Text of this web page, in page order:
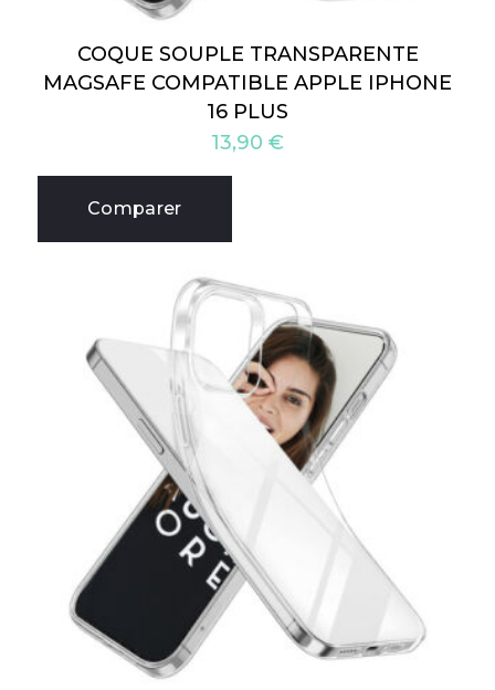
COQUE SOUPLE TRANSPARENTE
MAGSAFE COMPATIBLE APPLE IPHONE
16 PLUS
13,90 €
Comparer